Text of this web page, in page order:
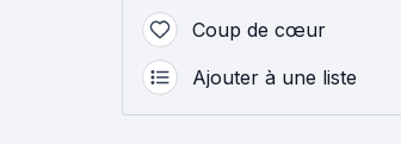
Coup de cœur
Ajouter à une liste